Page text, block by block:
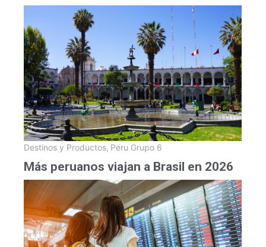
Destinos y Productos, Peru Grupo 6
Más peruanos viajan a Brasil en 2026